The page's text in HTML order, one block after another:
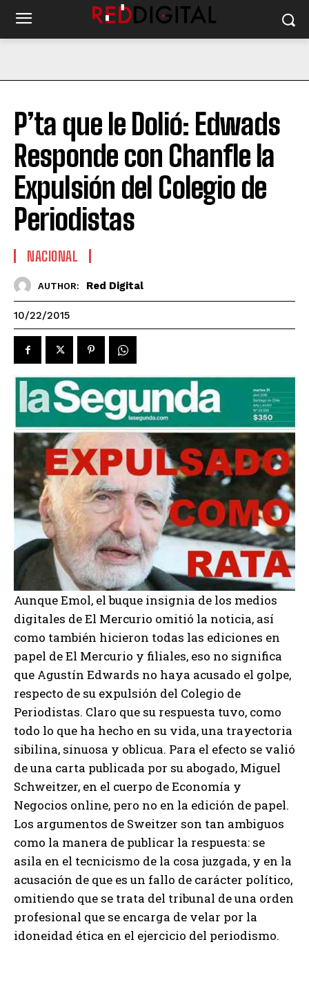
P’ta que le Dolió: Edwads
Responde con Chanfle la
Expulsión del Colegio de
Periodistas
NACIONAL
AUTHOR: Red Digital
10/22/2015
Aunque Emol, el buque insignia de los medios
digitales de El Mercurio omitió la noticia, así
como también hicieron todas las ediciones en
papel de El Mercurio y filiales, eso no significa
que Agustín Edwards no haya acusado el golpe,
respecto de su expulsión del Colegio de
Periodistas. Claro que su respuesta tuvo, como
todo lo que ha hecho en su vida, una trayectoria
sibilina, sinuosa y oblicua. Para el efecto se valió
de una carta publicada por su abogado, Miguel
Schweitzer, en el cuerpo de Economía y
Negocios online, pero no en la edición de papel.
Los argumentos de Sweitzer son tan ambiguos
como la manera de publicar la respuesta: se
asila en el tecnicismo de la cosa juzgada, y en la
acusación de que es un fallo de carácter político,
omitiendo que se trata del tribunal de una orden
profesional que se encarga de velar por la
idoneidad ética en el ejercicio del periodismo.